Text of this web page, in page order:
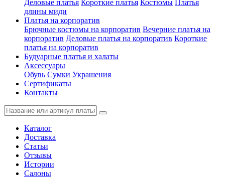
Деловые платья Короткие платья Костюмы Платья
длины миди
Платья на корпоратив
Брючные костюмы на корпоратив Вечерние платья на
корпоратив Деловые платья на корпоратив Короткие
платья на корпоратив
Будуарные платья и халаты
Аксессуары
Обувь Сумки Украшения
Сертификаты
Контакты
Каталог
Доставка
Статьи
Отзывы
Истории
Салоны